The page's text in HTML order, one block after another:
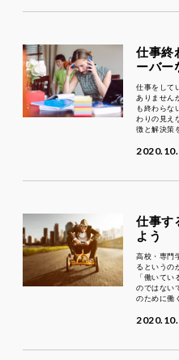
仕事終
ーバー
仕事をして
ありません
も終わらな
わりの見え
徴と解決策
仕事す
よう
高校・専門
るというの
「働いて
のではない
のために働